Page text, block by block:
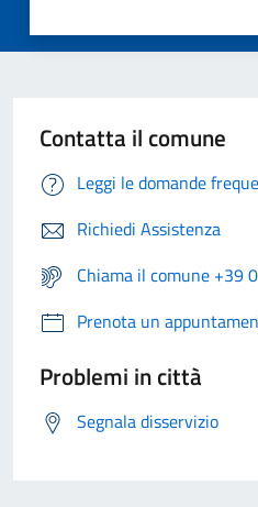
Contatta il comune
Leggi le domande
Richiedi Assistenza
Chiama il comune +39
Prenota un
Problemi in città
Segnala disservizio